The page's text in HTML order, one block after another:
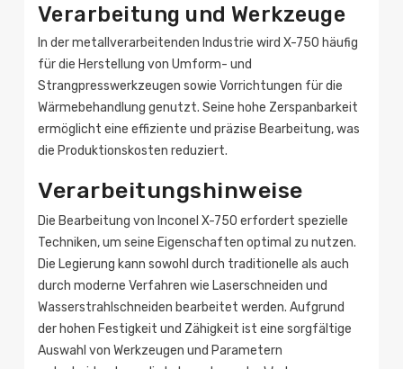
Verarbeitung und Werkzeuge
In der metallverarbeitenden Industrie wird X-750 häufig
für die Herstellung von Umform- und
Strangpresswerkzeugen sowie Vorrichtungen für die
Wärmebehandlung genutzt. Seine hohe Zerspanbarkeit
ermöglicht eine effiziente und präzise Bearbeitung, was
die Produktionskosten reduziert.
Verarbeitungshinweise
Die Bearbeitung von Inconel X-750 erfordert spezielle
Techniken, um seine Eigenschaften optimal zu nutzen.
Die Legierung kann sowohl durch traditionelle als auch
durch moderne Verfahren wie Laserschneiden und
Wasserstrahlschneiden bearbeitet werden. Aufgrund
der hohen Festigkeit und Zähigkeit ist eine sorgfältige
Auswahl von Werkzeugen und Parametern